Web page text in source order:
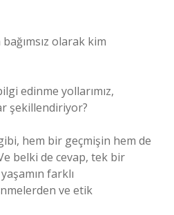
olarak kim
edinme yollarımız,
şekillendiriyor?
hem bir geçmişin hem de
Ve belki de cevap, tek bir
farklı
ve etik